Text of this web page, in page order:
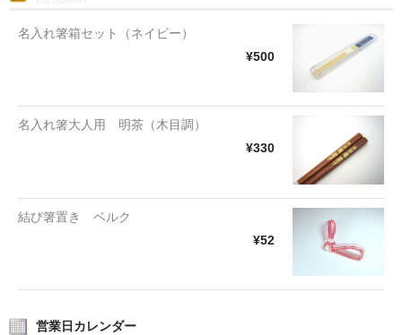
名入れ箸箱セット（ネイビー）
¥500
名入れ箸大人用 明茶（木目調）
¥330
結び箸置き ベルク
¥52
営業日カレンダー